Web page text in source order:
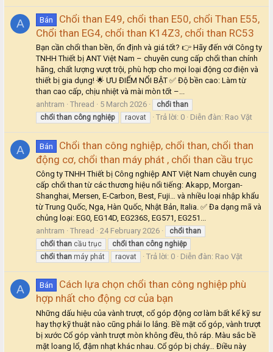
A Bán
Chổi than E49, chổi than E50, chổi Than E55,
Chổi than EG4, chổi than K14Z3, chổi than RC53
Bạn cần chổi than bền, ổn định và giá tốt? 👉 Hãy đến với Công ty
TNHH Thiết bị ANT Việt Nam – chuyên cung cấp chổi than chính
hãng, chất lượng vượt trội, phù hợp cho mọi loại động cơ điện và
thiết bị gia dụng! 🌟 ƯU ĐIỂM NỔI BẬT ✅ Độ bền cao: Làm từ
than cao cấp, chịu nhiệt và mài mòn tốt –...
anhtram
Thread 5 March 2026 chổi than
chổi than công nghiệp raovat Trả lời: 0 Diễn đàn: Rao Vặt
A Bán
Chổi than công nghiệp, chổi than, chổi than
động cơ, chổi than máy phát , chổi than cầu trục
Công ty TNHH Thiết bị Công nghiệp ANT Việt Nam chuyên cung
cấp chổi than từ các thương hiệu nổi tiếng: Akapp, Morgan-
Shanghai, Mersen, E-Carbon, Best, Fuji… và nhiều loại nhập khẩu
từ Trung Quốc, Nga, Hàn Quốc, Nhật Bản, Italia. ✅ Đa dạng mã và
chủng loại: EG0, EG14D, EG236S, EG571, EG251...
anhtram
Thread 24 February 2026 chổi than
chổi than cầu trục chổi than công nghiệp
chổi than máy phát raovat Trả lời: 0 Diễn đàn: Rao Vặt
A Bán
Cách lựa chọn chổi than công nghiệp phù
hợp nhất cho động cơ của bạn
Những dấu hiệu của vành trượt, cổ góp động cơ làm bất kể kỹ sư
hay thợ kỹ thuật nào cũng phải lo lắng. Bề mặt cổ góp, vành trượt
bị xước Cổ góp vành trượt mòn không đều, thô ráp. Màu sắc bề
mặt loang lổ, đậm nhạt khác nhau. Cổ góp bị cháy… Điều này